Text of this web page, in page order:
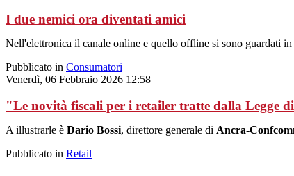
I due nemici ora diventati amici
Nell'elettronica il canale online e quello offline si sono guardati
Pubblicato in Consumatori
Venerdì, 06 Febbraio 2026 12:58
"Le novità fiscali per i retailer tratte dalla Legge
A illustrarle è Dario Bossi, direttore generale di Ancra-
Pubblicato in Retail